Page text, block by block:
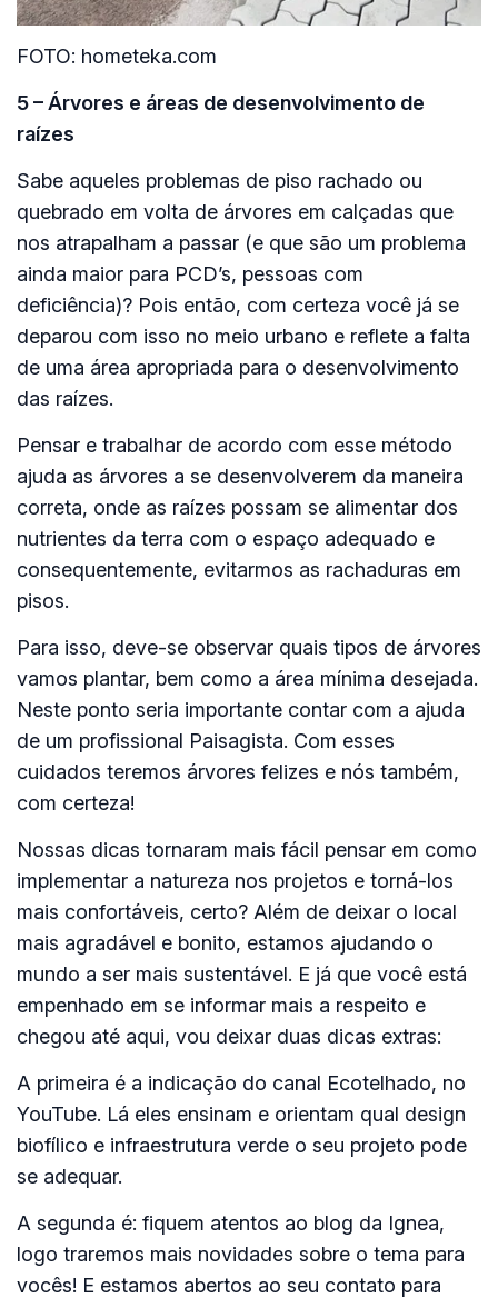
FOTO: hometeka.com
5 – Árvores e áreas de desenvolvimento de
raízes
Sabe aqueles problemas de piso rachado ou
quebrado em volta de árvores em calçadas que
nos atrapalham a passar (e que são um problema
ainda maior para PCD’s, pessoas com
deficiência)? Pois então, com certeza você já se
deparou com isso no meio urbano e reflete a falta
de uma área apropriada para o desenvolvimento
das raízes.
Pensar e trabalhar de acordo com esse método
ajuda as árvores a se desenvolverem da maneira
correta, onde as raízes possam se alimentar dos
nutrientes da terra com o espaço adequado e
consequentemente, evitarmos as rachaduras em
pisos.
Para isso, deve-se observar quais tipos de árvores
vamos plantar, bem como a área mínima desejada.
Neste ponto seria importante contar com a ajuda
de um profissional Paisagista. Com esses
cuidados teremos árvores felizes e nós também,
com certeza!
Nossas dicas tornaram mais fácil pensar em como
implementar a natureza nos projetos e torná-los
mais confortáveis, certo? Além de deixar o local
mais agradável e bonito, estamos ajudando o
mundo a ser mais sustentável. E já que você está
empenhado em se informar mais a respeito e
chegou até aqui, vou deixar duas dicas extras:
A primeira é a indicação do canal Ecotelhado, no
YouTube. Lá eles ensinam e orientam qual design
biofílico e infraestrutura verde o seu projeto pode
se adequar.
A segunda é: fiquem atentos ao blog da Ignea,
logo traremos mais novidades sobre o tema para
vocês! E estamos abertos ao seu contato para